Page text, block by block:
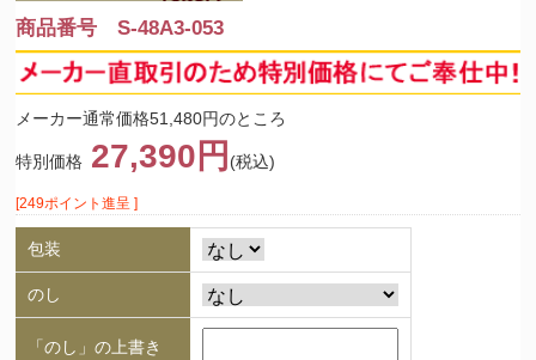
商品番号 S-48A3-053
メーカー通常価格51,480円のところ
特別価格 27,390円 (税込)
[249ポイント進呈 ]
包装
のし
「のし」の上書き